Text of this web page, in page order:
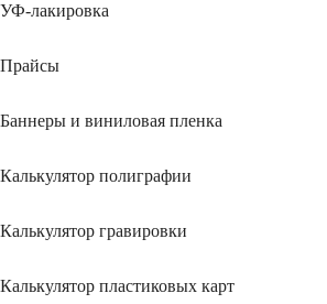
УФ-лакировка
Прайсы
Баннеры и виниловая пленка
Калькулятор полиграфии
Калькулятор гравировки
Калькулятор пластиковых карт